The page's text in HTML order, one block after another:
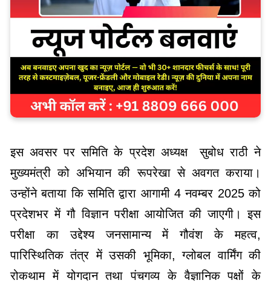
इस अवसर पर समिति के प्रदेश अध्यक्ष सुबोध राठी ने
मुख्यमंत्री को अभियान की रूपरेखा से अवगत कराया।
उन्होंने बताया कि समिति द्वारा आगामी 4 नवम्बर 2025 को
प्रदेशभर में गौ विज्ञान परीक्षा आयोजित की जाएगी। इस
परीक्षा का उद्देश्य जनसामान्य में गौवंश के महत्व,
पारिस्थितिक तंत्र में उसकी भूमिका, ग्लोबल वार्मिंग की
रोकथाम में योगदान तथा पंचगव्य के वैज्ञानिक पक्षों के